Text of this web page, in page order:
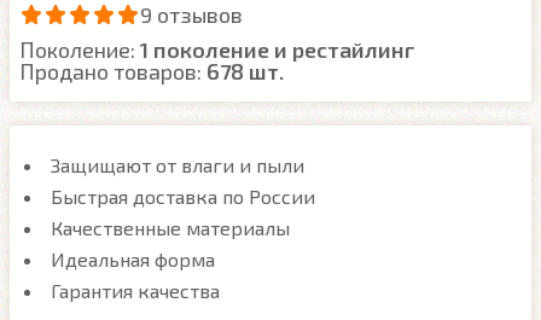
9 отзывов
Поколение: 1 поколение и рестайлинг
Продано товаров: 678 шт.
Защищают от влаги и пыли
Быстрая доставка по России
Качественные материалы
Идеальная форма
Гарантия качества